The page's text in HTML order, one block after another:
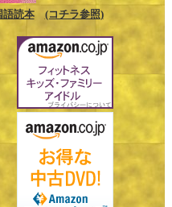
語読本 (コチラ参照)